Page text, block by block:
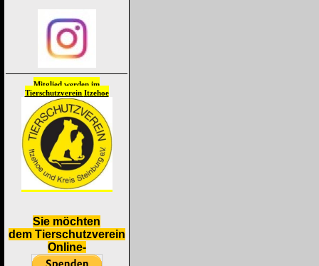
Mitglied werden im
Tierschutzverein Itzehoe
Sie möchten
dem Tierschutzverein
Online-